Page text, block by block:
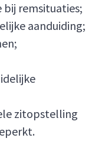
remsituaties;
aanduiding;
zitopstelling